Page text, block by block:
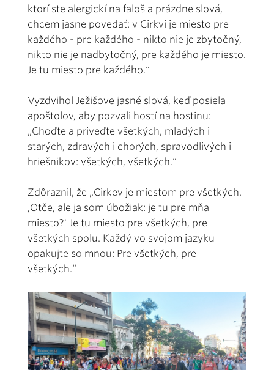
ktorí ste alergickí na faloš a prázdne slová,
chcem jasne povedať: v Cirkvi je miesto pre
každého - pre každého - nikto nie je zbytočný,
nikto nie je nadbytočný, pre každého je miesto.
Je tu miesto pre každého.“
Vyzdvihol Ježišove jasné slová, keď posiela
apoštolov, aby pozvali hostí na hostinu:
„Choďte a priveďte všetkých, mladých i
starých, zdravých i chorých, spravodlivých i
hriešnikov: všetkých, všetkých.“
Zdôraznil, že „Cirkev je miestom pre všetkých.
,Otče, ale ja som úbožiak: je tu pre mňa
miesto?' Je tu miesto pre všetkých, pre
všetkých spolu. Každý vo svojom jazyku
opakujte so mnou: Pre všetkých, pre
všetkých.“